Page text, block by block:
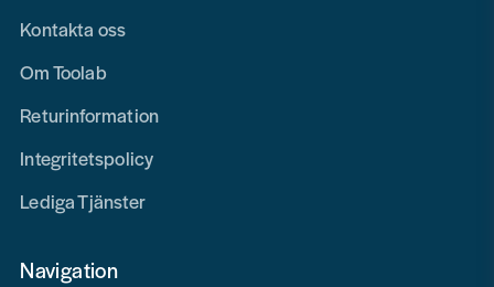
Kontakta oss
Om Toolab
Returinformation
Integritetspolicy
Lediga Tjänster
Navigation